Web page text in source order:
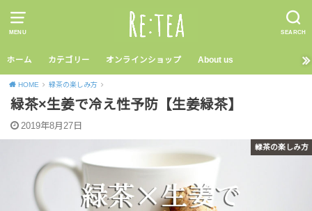
MENU SEARCH
ホーム カテゴリー オンラインショップ About us
HOME 緑茶の楽しみ方
緑茶×生姜で冷え性予防【生姜緑茶】
2019年8月27日
緑茶の楽しみ方